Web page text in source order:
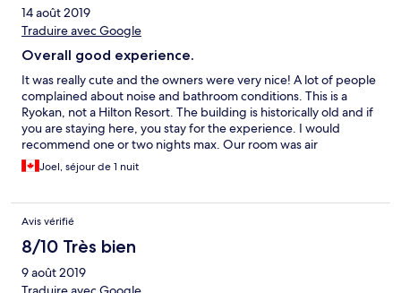
14 août 2019
Traduire avec Google
Overall good experience.
It was really cute and the owners were very nice! A lot of people
complained about noise and bathroom conditions. This is a
Ryokan, not a Hilton Resort. The building is historically old and if
you are staying here, you stay for the experience. I would
recommend one or two nights max. Our room was air
conditioned and it was great. The second we left our bedroom,
it was hot and humid (summer). The air conditioner really
use some touch ups and Reno’s in certain areas. Loose floor
board, missing wall trim in room, etc.
Joel, séjour de 1 nuit
Avis vérifié
8/10 Très bien
9 août 2019